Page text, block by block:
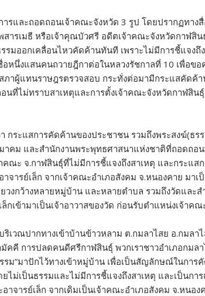
รและถอดถอนเจ้าคณะจังหวัด 3 รูป โดยปรากฏทางสื่
ารเมธี หรือเจ้าคุณบัวศรี อดีตเจ้าคณะจังหวัดกาฬสิน
มออกเคลื่อนไหวคัดค้านทันที เพราะไม่มีการชี้แจงถึ
หนึ่งแสนคนถวายฎีกาต่อในหลวงรัชกาลที่ 10 เพื่อขอ
ภาผู้แทนราษฎรตรวจสอบ กระทั่งต่อมามีกระแสคัดค้
นที่ไม่ทราบสาเหตุและการตั้งเจ้าคณะจังหวัดกาฬสิน
กระแสการคัดค้านของประชาชน รวมถึงพระสงฆ์(ธร
าคม และสำนักงานพระพุทธศาสนาแห่งชาติที่ถอดถอน
คณะ จ.กาฬสินธุ์ที่ไม่มีการชี้แจงถึงสาเหตุ และกระแส
ารย์เล็ก จากเจ้าคณะอำเภอสังคม จ.หนองคาย มาเ
วงกว้างหลายหมู่บ้าน และหลายตำบล รวมถึงวัดและ
เข้ามาเป็นเจ้าอาวาสของวัด ก่อนรับตำแหน่งเจ้าค
เวณปากทางเข้าบ้านข้าวหลาม ต.กมลาไสย อ.กมลา
คคี การปลดคนดีศรีกาฬสินธุ์ พวกเราชาวอำเภอกมล
ม”มาปักไว้ทางเข้าหมู่บ้าน เพื่อเป็นสัญลักษณ์ในการ
ม่เป็นธรรมและไม่มีการชี้แจงถึงสาเหตุ และเป็นกา
ารย์เล็ก จากเดิมเป็นเจ้าคณะอำเภอสังคม จ.หนอง